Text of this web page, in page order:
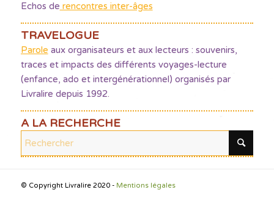
Echos de rencontres inter-âges
TRAVELOGUE
Parole aux organisateurs et aux lecteurs : souvenirs,
traces et impacts des différents voyages-lecture
(enfance, ado et intergénérationnel) organisés par
Livralire depuis 1992.
A LA RECHERCHE
© Copyright Livralire 2020 - Mentions légales